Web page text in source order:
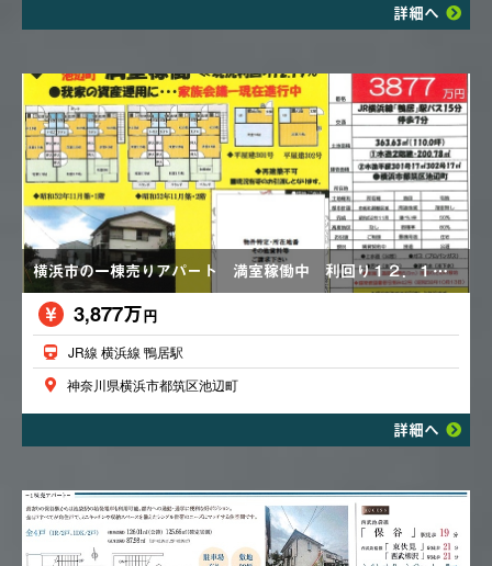
詳細へ
横浜市の一棟売りアパート 満室稼働中 利回り１２．１９％
3,877万円
JR線 横浜線 鴨居駅
神奈川県横浜市都筑区池辺町
詳細へ